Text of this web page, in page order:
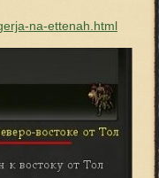
na-ettenah.html